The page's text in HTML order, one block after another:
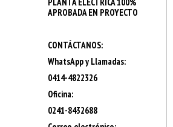
APROBADA EN PROYECTO
CONTÁCTANOS:
WhatsApp y Llamadas:
0414-4822326
Oficina:
0241-8432688